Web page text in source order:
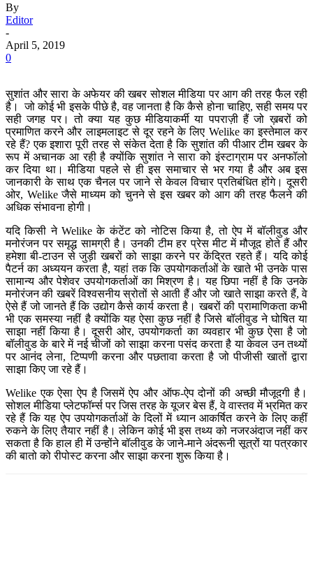
By
Editor
-
April 5, 2019
0
सुशांत और सारा के अफेयर की खबर सोशल मीडिया पर आग की तरह फैल रही
है। जो कोई भी इसके पीछे है, वह जानता है कि कैसे होना चाहिए, सही समय पर
सही जगह पर। तो क्या यह कुछ मीडियाकर्मी या पपराज़ी हैं जो ख़बरों को
प्रमाणित करने और लाइमलाइट से दूर रहने के लिए Welike का इस्तेमाल कर
रहे हैं? एक इशारा पूरी तरह से संकेत देता है कि सुशांत की पीआर टीम खबर के
रूप में अचानक आ रही है क्योंकि सुशांत ने सारा को इंस्टाग्राम पर अनफॉलो
कर दिया था। मीडिया पहले से ही इस समाचार से भर गया है और अब इस
जानकारी के साथ एक चैनल पर जाने से केवल विचार प्रतिबंधित होंगे। दूसरी
ओर, Welike जैसे माध्यम को चुनने से इस खबर को आग की तरह फैलने की
अधिक संभावना होगी।
यदि किसी ने Welike के कंटेंट को नोटिस किया है, तो ऐप में बॉलीवुड और
मनोरंजन पर समृद्ध सामग्री है। उनकी टीम हर प्रेस मीट में मौजूद होते हैं और
हमेशा बी-टाउन से जुड़ी खबरों को साझा करने पर केंद्रित रहते हैं। यदि कोई
पैटर्न का अध्ययन करता है, यहां तक कि उपयोगकर्ताओं के खाते भी उनके पास
सामान्य और पेशेवर उपयोगकर्ताओं का मिश्रण है। यह छिपा नहीं है कि उनके
मनोरंजन की खबरें विश्वसनीय स्रोतों से आती हैं और जो खाते साझा करते हैं, वे
ऐसे हैं जो जानते हैं कि उद्योग कैसे कार्य करता है। खबरों की प्रामाणिकता कभी
भी एक समस्या नहीं है क्योंकि यह ऐसा कुछ नहीं है जिसे बॉलीवुड ने घोषित या
साझा नहीं किया है। दूसरी ओर, उपयोगकर्ता का व्यवहार भी कुछ ऐसा है जो
बॉलीवुड के बारे में नई चीजों को साझा करना पसंद करता है या केवल उन तथ्यों
पर आनंद लेना, टिप्पणी करना और पछतावा करता है जो पीजीसी खातों द्वारा
साझा किए जा रहे हैं।
Welike एक ऐसा ऐप है जिसमें ऐप और ऑफ-ऐप दोनों की अच्छी मौजूदगी है।
सोशल मीडिया प्लेटफॉर्म्स पर जिस तरह के यूजर बेस हैं, वे वास्तव में भ्रमित कर
रहे हैं कि यह ऐप उपयोगकर्ताओं के दिलों में ध्यान आकर्षित करने के लिए कहीं
रुकने के लिए तैयार नहीं है। लेकिन कोई भी इस तथ्य को नजरअंदाज नहीं कर
सकता है कि हाल ही में उन्होंने बॉलीवुड के जाने-माने अंदरूनी सूत्रों या पत्रकार
की बातो को रीपोस्ट करना और साझा करना शुरू किया है।